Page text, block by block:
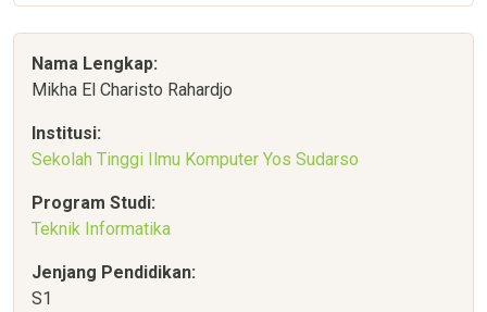
Nama Lengkap:
Mikha El Charisto Rahardjo
Institusi:
Sekolah Tinggi Ilmu Komputer Yos Sudarso
Program Studi:
Teknik Informatika
Jenjang Pendidikan:
S1